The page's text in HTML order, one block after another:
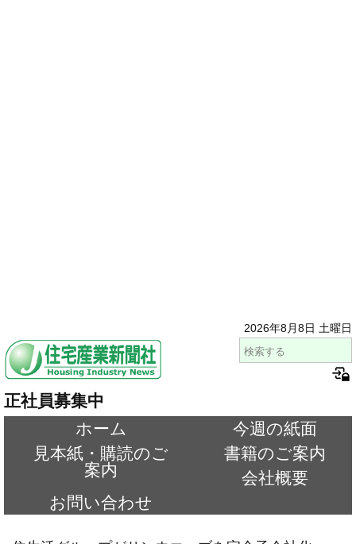
2026年8月8日 土曜日
正社員募集中
ホーム
今週の紙面
見本紙・購読のご
案内
書籍のご案内
会社概要
お問い合わせ